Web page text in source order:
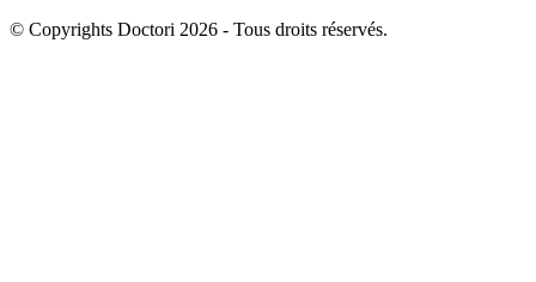
© Copyrights Doctori 2026 - Tous droits réservés.